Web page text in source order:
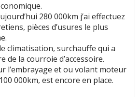
280 000km j’ai effectuez
pièces d’usures le plus
climatisation, surchauffe qui a
de la courroie d’accessoire.
l’embrayage et ou volant moteur
000km, est encore en place.